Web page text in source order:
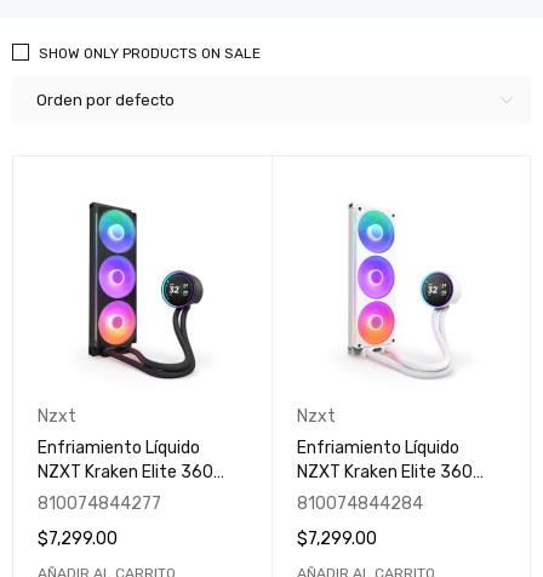
Orden por defecto
SHOW ONLY PRODUCTS ON SALE
Nzxt
Enfriamiento Líquido
NZXT Kraken Elite 360
RGB / 360mm / 1,200-
RL-KR36E-B2
810074844277
$7,299.00
AÑADIR AL CARRITO
Nzxt
Enfriamiento Líquido
NZXT Kraken Elite 360
RGB Blanco | 360mm |
Blanco | Versión 2024 | RL-
KR36E-W2 / 2024H7
810074844284
$7,299.00
AÑADIR AL CARRITO